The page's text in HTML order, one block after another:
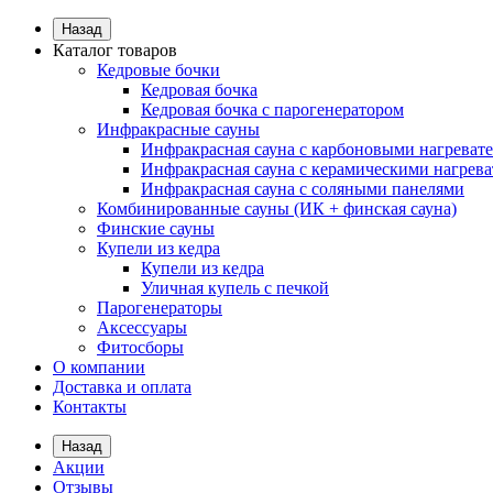
Назад
Каталог товаров
Кедровые бочки
Кедровая бочка
Кедровая бочка с парогенератором
Инфракрасные сауны
Инфракрасная сауна с карбоновыми
Инфракрасная сауна с керамическими
Инфракрасная сауна с соляными панелями
Комбинированные сауны (ИК + финская сауна)
Финские сауны
Купели из кедра
Купели из кедра
Уличная купель с печкой
Парогенераторы
Аксессуары
Фитосборы
О компании
Доставка и оплата
Контакты
Назад
Акции
Отзывы